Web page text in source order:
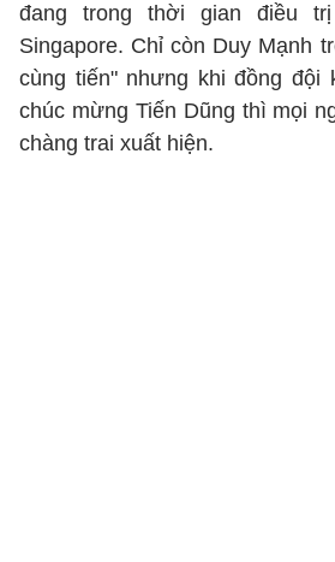
đang trong thời gian điều
Singapore. Chỉ còn Duy Mạnh
cùng tiến" nhưng khi đồng đội
chúc mừng Tiến Dũng thì mọi
chàng trai xuất hiện.